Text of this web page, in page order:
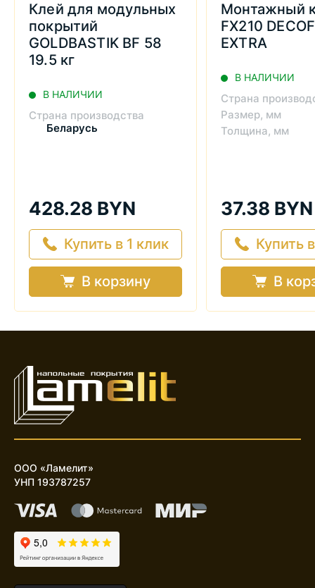
Клей для модульных
покрытий
GOLDBASTIK BF 58
19.5 кг
В НАЛИЧИИ
Страна производства
Беларусь
428.28 BYN
Купить в 1 клик
В корзину
Монтажный
FX210
EXTRA
В НАЛИЧИИ
Страна
Размер, мм
Толщина, мм
37.38 BYN
Купить
В
ООО «Ламелит»
УНП 193787257